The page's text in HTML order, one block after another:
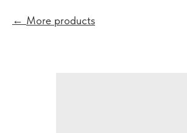
More products